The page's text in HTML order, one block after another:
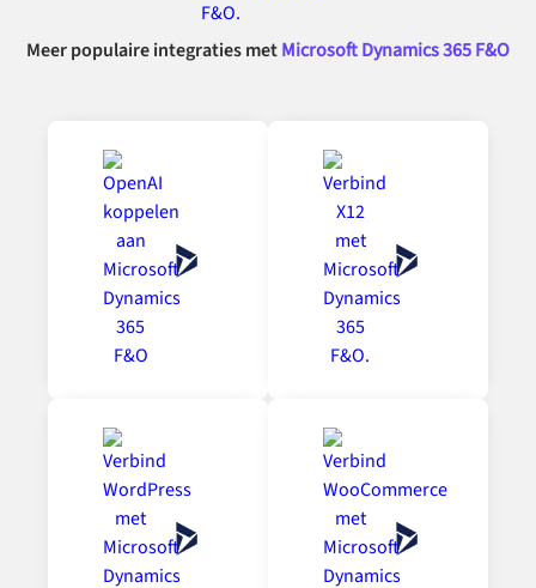
Meer populaire integraties metMicrosoft Dynamics 365 F&O